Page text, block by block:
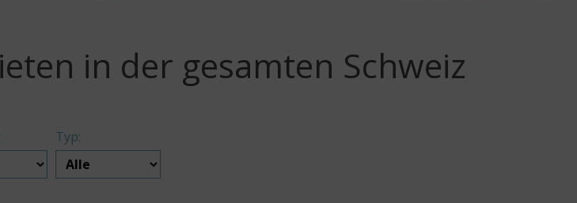
in der gesamten Schweiz
Typ: